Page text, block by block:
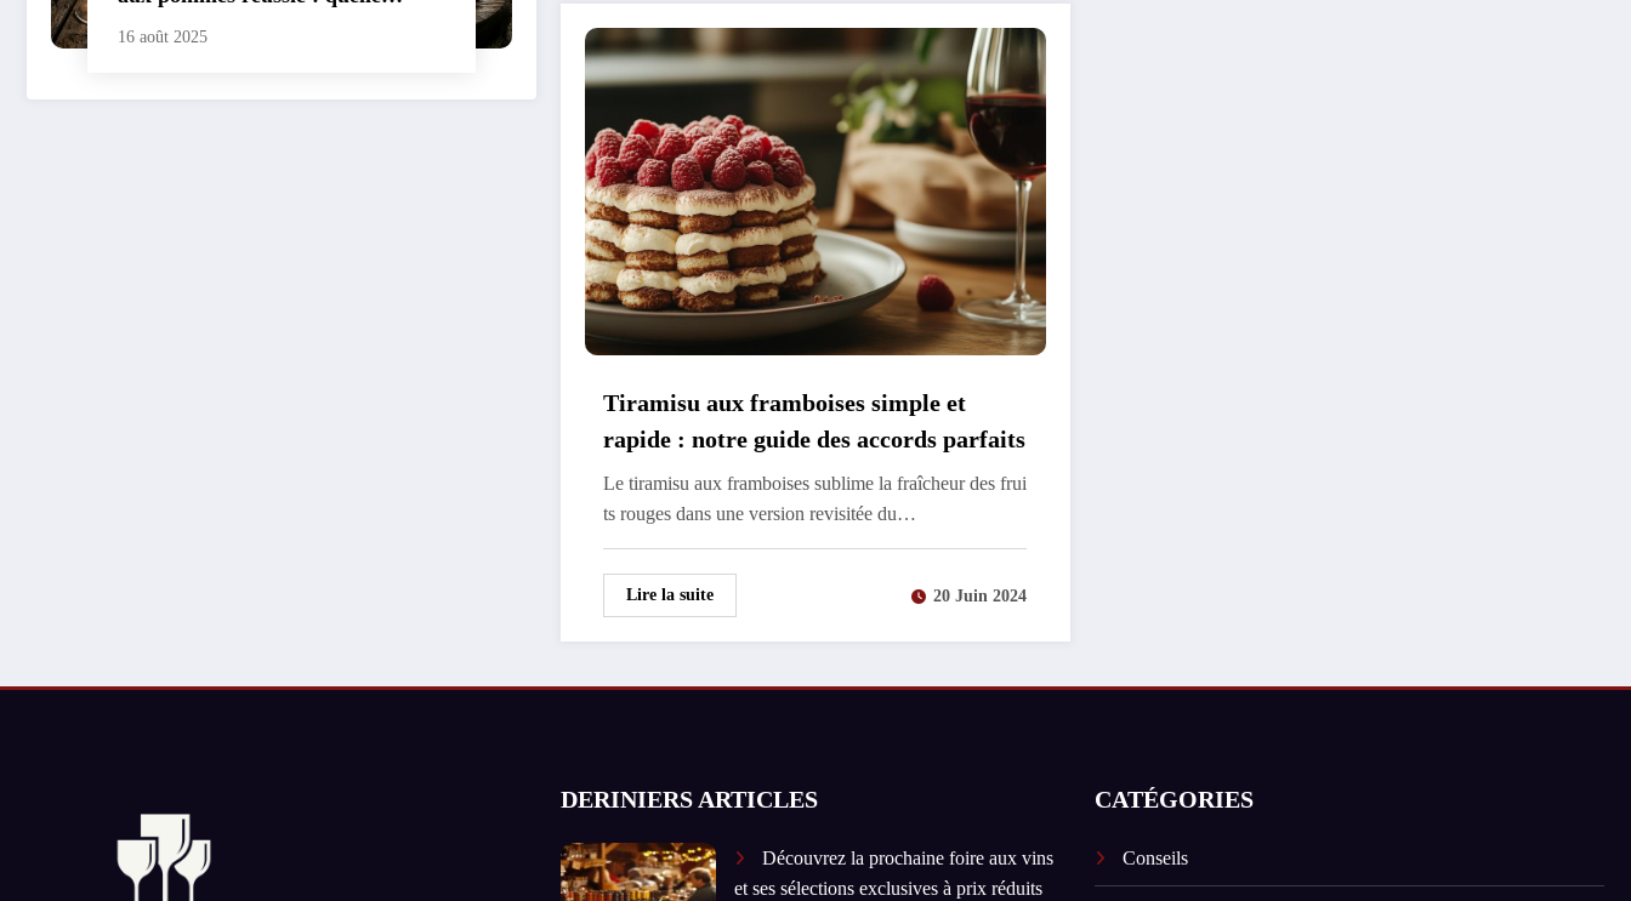
pomme pour une tarte flambée
16 août 2025
Tiramisu aux framboises simple et
rapide : notre guide des accords parfaits
Le tiramisu aux framboises sublime la fraîcheur des frui
ts rouges dans une version revisitée du…
Lire la suite 20 Juin 2024
DERINIERS ARTICLES
Découvrez la prochaine foire aux vins
et ses sélections exclusives à prix réduits
CATÉGORIES
Conseils